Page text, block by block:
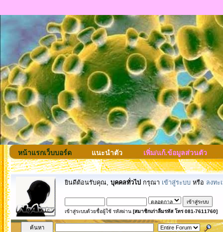
หน้าแรกเว็บบอร์ด แนะนำตัว เพิ่ม/แก้.ข้อมูลส่วนตัว
ยินดีต้อนรับคุณ, บุคคลทั่วไป กรุณา เข้าสู่ระบบ หรือ ลงทะ
เข้าสู่ระบบด้วยชื่อผู้ใช้ รหัสผ่าน [สมาชิกเก่าลืมรหัส โทร 081-7611760]